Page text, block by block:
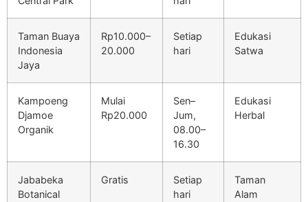
Taman Buaya
Indonesia
Jaya
Rp10.000–
20.000
Setiap
hari
Edukasi
Satwa
Kampoeng
Djamoe
Organik
Mulai
Rp20.000
Sen–
Jum,
08.00–
16.30
Edukasi
Herbal
Jababeka
Botanical
Gratis
Setiap
hari
Taman
Alam